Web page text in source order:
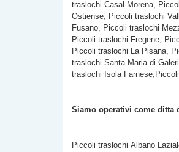
traslochi Casal Morena,
Ostiense, Piccoli traslochi
Fusano, Piccoli traslochi
Piccoli traslochi Fregene,
Piccoli traslochi La Pisana,
traslochi Santa Maria di
traslochi Isola
Siamo operativi come
Piccoli traslochi Albano